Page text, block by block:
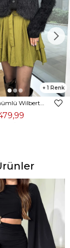
1